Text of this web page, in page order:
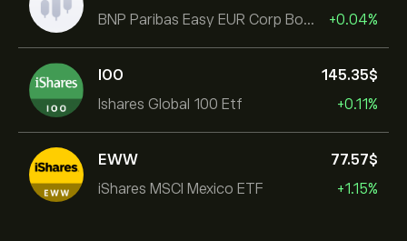
BNP Paribas Easy EUR Corp Bond SRI Fossil Free Ult
+0.04%
IOO
Ishares Global 100 Etf
145.35‎$‎
+0.11%
EWW
iShares MSCI Mexico ETF
77.57‎$‎
+1.15%